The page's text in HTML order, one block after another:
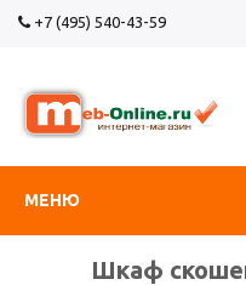
+7 (495) 540-43-59
МЕНЮ
Шкаф